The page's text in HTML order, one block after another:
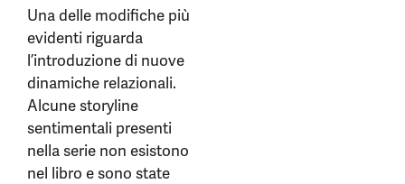
Una delle modifiche più
evidenti riguarda
l’introduzione di nuove
dinamiche relazionali.
Alcune storyline
sentimentali presenti
nella serie non esistono
nel libro e sono state